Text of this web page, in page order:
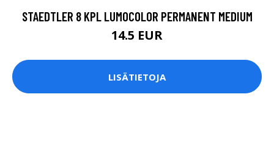
STAEDTLER 8 KPL LUMOCOLOR PERMANENT MEDIUM
14.5 EUR
LISÄTIETOJA